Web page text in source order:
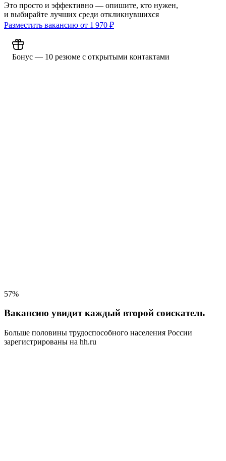
Это просто и эффективно — опишите, кто нужен,
и выбирайте лучших среди откликнувшихся
Разместить вакансию от 1 970 ₽
Бонус — 10 резюме с открытыми контактами
57%
Вакансию увидит каждый второй соискатель
Больше половины трудоспособного населения России
зарегистрированы на hh.ru